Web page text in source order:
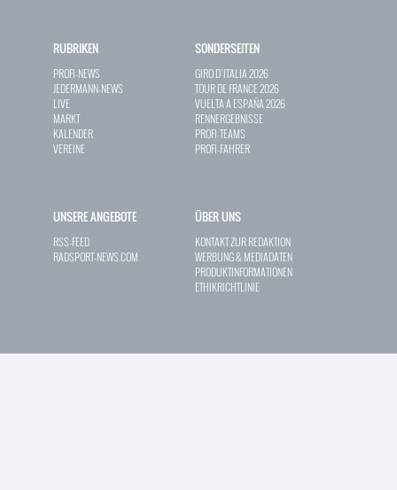
RUBRIKEN
PROFI-NEWS
JEDERMANN-NEWS
LIVE
MARKT
KALENDER
VEREINE
SONDERSEITEN
GIRO D`ITALIA 2026
TOUR DE FRANCE 2026
VUELTA A ESPAÑA 2026
RENNERGEBNISSE
PROFI-TEAMS
PROFI-FAHRER
UNSERE ANGEBOTE
RSS-FEED
RADSPORT-NEWS.COM
ÜBER UNS
KONTAKT ZUR REDAKTION
WERBUNG & MEDIADATEN
PRODUKTINFORMATIONEN
ETHIKRICHTLINIE